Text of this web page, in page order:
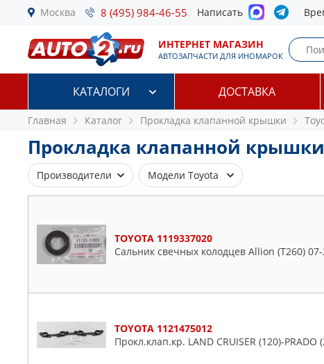
Москва 8 (495) 984-46-55 Написать
ИНТЕРНЕТ МАГАЗИН
АВТОЗАПЧАСТИ ДЛЯ ИНОМАРОК
КАТАЛОГИ ДОСТАВКА
Главная Каталог Прокладка клапанной крышки
Прокладка клапанной
Производители
AJUSA
BLUE PRINT
CORTECO
ELWIS ROYAL
JAPANPARTS
PATRON
Модели Toyota
Allion
Alphard
Auris
Avalon
TOYOTA 1119337020
Сальник свечных колодцев Allion (T260) 07-
TOYOTA 1121475012
Прокл.клап.кр. LAND CRUISER (120)-PRADO